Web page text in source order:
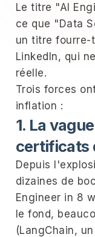
Le titre "AI
ce que "Data
un titre fourre-
LinkedIn, qui
réelle.
Trois forces
inflation :
1. La
certificats
Depuis
dizaines de
Engineer in 8
le fond,
(LangChain,